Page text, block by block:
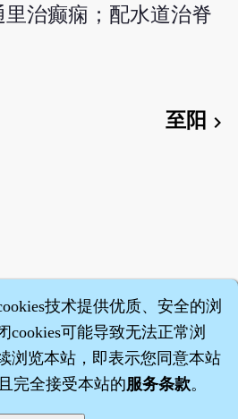
里治癫痫；配水道治脊
至阳 chevron_right
技术提供优质、安全的浏
cookies可能导致无法正常浏
浏览本站，即表示您同意本站
完全接受本站的服务条款。